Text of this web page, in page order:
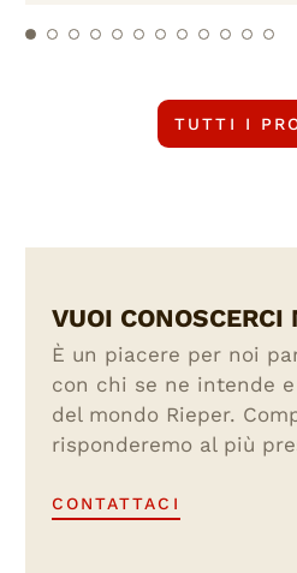
TUTTI I
VUOI CONOSCERCI
È un piacere per noi
con chi se ne intende
del mondo Rieper.
risponderemo al più
CONTATTACI